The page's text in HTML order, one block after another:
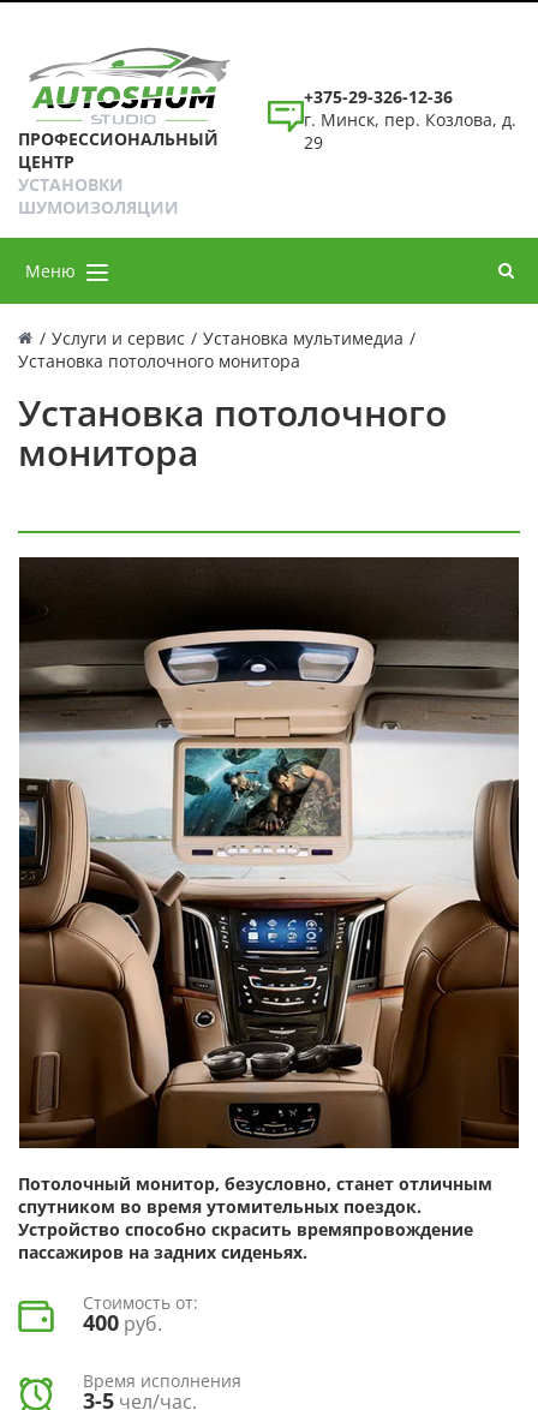
ПРОФЕССИОНАЛЬНЫЙ
ЦЕНТР
УСТАНОВКИ
ШУМОИЗОЛЯЦИИ
+375-29-326-12-36
г. Минск, пер. Козлова, д.
29
Меню
/ Услуги и сервис / Установка мультимедиа /
Установка потолочного монитора
Установка потолочного
монитора
Потолочный монитор, безусловно, станет отличным
спутником во время утомительных поездок.
Устройство способно скрасить времяпровождение
пассажиров на задних сиденьях.
Стоимость от:
400 руб.
Время исполнения
3-5 чел/час.